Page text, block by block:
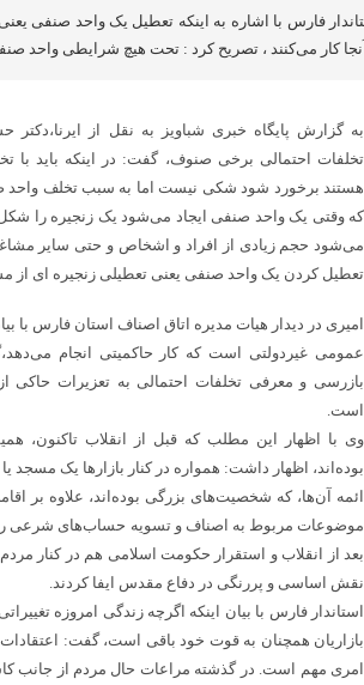
فارس با اشاره به اینکه تعطیل یک واحد صنفی
کار می‌کنند ، تصریح کرد : تحت هیچ شرایطی واحد
به گزارش پایگاه خبری شباویز به نقل از ایرنا،دکتر
تخلفات احتمالی برخی صنوف، گفت: در اینکه باید با
هستند برخورد شود شکی نیست اما به سبب تخلف واحد
که وقتی یک واحد صنفی ایجاد می‌شود یک زنجیره را
می‌شود حجم زیادی از افراد و اشخاص و حتی سایر مشاغل
تعطیل کردن یک واحد صنفی یعنی تعطیلی زنجیره ای از
امیری در دیدار هیات مدیره اتاق اصناف استان فارس با
عمومی غیردولتی است که کار حاکمیتی انجام
بازرسی و معرفی تخلفات احتمالی به تعزیرات حاکی
است.
وی با اظهار این مطلب که قبل از انقلاب تاکنون،
بوده‌اند، اظهار داشت: همواره در کنار بازارها یک مسجد
ائمه آن‌ها، که شخصیت‌های بزرگی بوده‌اند، علاوه بر
موضوعات مربوط به اصناف و تسویه حساب‌های شرعی را
بعد از انقلاب و استقرار حکومت اسلامی هم در کنار
نقش اساسی و پررنگی در دفاع مقدس ایفا کردند.
استاندار فارس با بیان اینکه اگرچه زندگی امروزه
بازاریان همچنان به قوت خود باقی است، گفت: اعتقادات
امری مهم است. در گذشته مراعات حال مردم از جانب